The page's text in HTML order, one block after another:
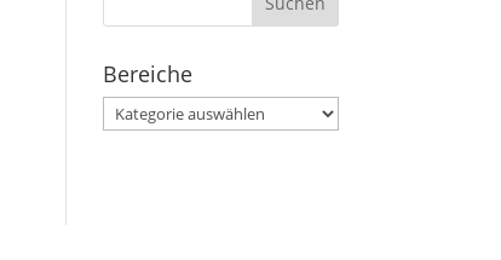
Bereiche
Bereiche